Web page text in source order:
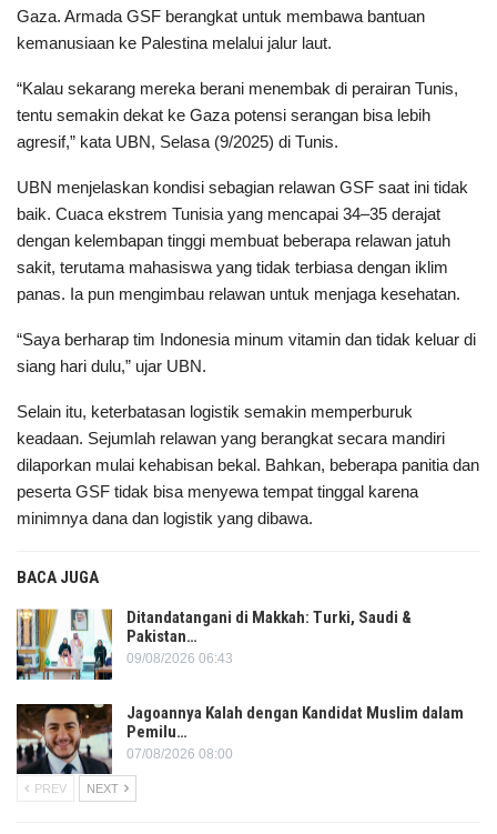
Gaza. Armada GSF berangkat untuk membawa bantuan
kemanusiaan ke Palestina melalui jalur laut.
“Kalau sekarang mereka berani menembak di perairan Tunis,
tentu semakin dekat ke Gaza potensi serangan bisa lebih
agresif,” kata UBN, Selasa (9/2025) di Tunis.
UBN menjelaskan kondisi sebagian relawan GSF saat ini tidak
baik. Cuaca ekstrem Tunisia yang mencapai 34–35 derajat
dengan kelembapan tinggi membuat beberapa relawan jatuh
sakit, terutama mahasiswa yang tidak terbiasa dengan iklim
panas. Ia pun mengimbau relawan untuk menjaga kesehatan.
“Saya berharap tim Indonesia minum vitamin dan tidak keluar di
siang hari dulu,” ujar UBN.
Selain itu, keterbatasan logistik semakin memperburuk
keadaan. Sejumlah relawan yang berangkat secara mandiri
dilaporkan mulai kehabisan bekal. Bahkan, beberapa panitia dan
peserta GSF tidak bisa menyewa tempat tinggal karena
minimnya dana dan logistik yang dibawa.
BACA JUGA
Ditandatangani di Makkah: Turki, Saudi &
Pakistan…
09/08/2026 06:43
Jagoannya Kalah dengan Kandidat Muslim dalam
Pemilu…
07/08/2026 08:00
PREV NEXT